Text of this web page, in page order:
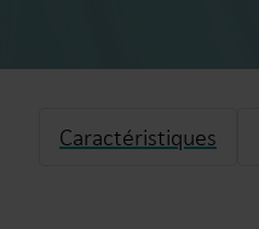
Caractéristiques